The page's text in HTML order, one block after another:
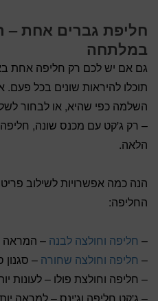
חליפת גברים אחת –
במלתחה
גם אם יש לכם רק חליפה אחת
תוכלו להיראות שונים בכל
השלמה כפי שהיא, או לבחור
– רק ג'קט עם מכנס שונה,
הלאה.
הנה כמה אפשרויות לשילוב
החליפה:
– חליפה וחולצה לבנה – המראה
– חליפה וחולצה שחורה – סגנון
– חליפה וחולצת פולו – לעונות